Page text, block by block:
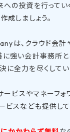
への投資を行って
成しましょう。
は、クラウド会計
に強い会計事務所と
全力を尽くしてい
ビスやマネーフォ
スなども提供して